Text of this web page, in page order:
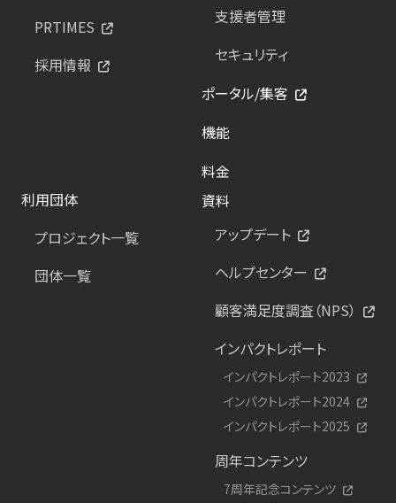
PRTIMES
採用情報
支援者管理
セキュリティ
ポータル/集客
機能
料金
利用団体
プロジェクト一覧
団体一覧
資料
アップデート
ヘルプセンター
顧客満足度調査（NPS）
インパクトレポート
インパクトレポート2023
インパクトレポート2024
インパクトレポート2025
周年コンテンツ
7周年記念コンテンツ